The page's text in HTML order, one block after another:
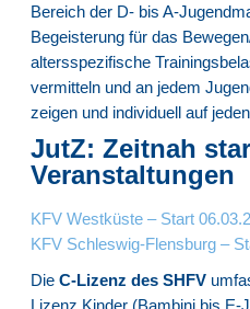
Bereich der D- bis A-
Begeisterung für das
altersspezifische
vermitteln und an jedem
zeigen und individuell auf
JutZ: Zeitnah
Veranstaltungen
KFV Westküste – Start
KFV Schleswig-Flensburg –
Die C-Lizenz des SHFV
Lizenz Kinder (Bambini bis